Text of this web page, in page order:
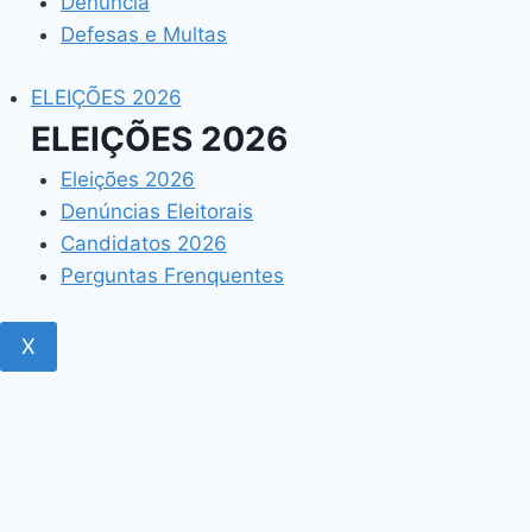
Defesas e Multas
ELEIÇÕES 2026
ELEIÇÕES 2026
Eleições 2026
Denúncias Eleitorais
Candidatos 2026
Perguntas Frenquentes
X